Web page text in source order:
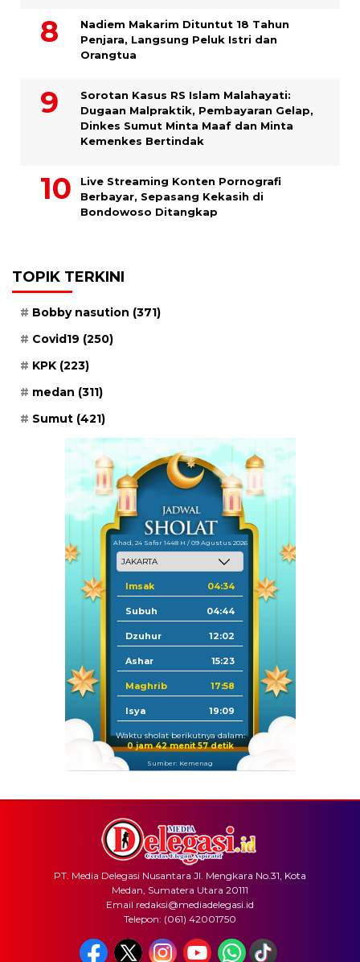
​Nadiem Makarim Dituntut 18 Tahun
Penjara, Langsung Peluk Istri dan
Orangtua
Sorotan Kasus RS Islam Malahayati:
Dugaan Malpraktik, Pembayaran Gelap,
Dinkes Sumut Minta Maaf dan Minta
Kemenkes Bertindak
Live Streaming Konten Pornografi
Berbayar, Sepasang Kekasih di
Bondowoso Ditangkap
TOPIK TERKINI
Bobby nasution (371)
Covid19 (250)
KPK (223)
medan (311)
Sumut (421)
Ahad, 24 Safar 1448 H / 09 Agustus 2026
Imsak 04:34
Subuh 04:44
Dzuhur 12:02
Ashar 15:23
Maghrib 17:58
Isya 19:09
Waktu sholat berikutnya dalam:
0 jam 42 menit 57 detik
Sumber: Kemenag
PT. Media Delegasi Nusantara Jl. Mengkara No.31, Kota
Medan, Sumatera Utara 20111
Email redaksi@mediadelegasi.id
Telepon: (061) 42001750